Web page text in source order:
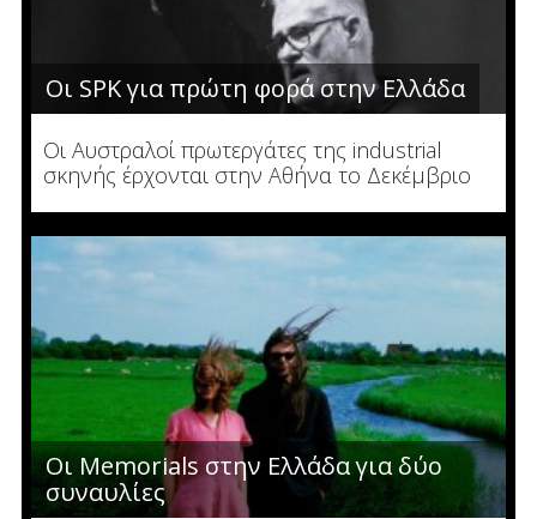
Οι SPK για πρώτη φορά στην Ελλάδα
Οι Αυστραλοί πρωτεργάτες της industrial
σκηνής έρχονται στην Αθήνα το Δεκέμβριο
Οι Memorials στην Ελλάδα για δύο
συναυλίες